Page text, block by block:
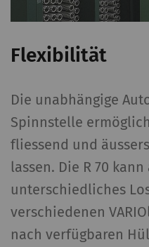
Flexibilität
Die unabhängige
Spinnstelle
fliessend und
lassen. Die R 70
unterschiedliches
verschiedenen
nach verfügbaren